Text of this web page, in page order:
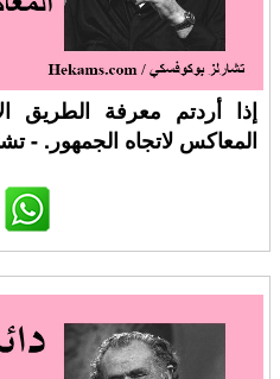
إذا أردتم معرفة الطريق
المعاكس لاتجاه الجمهور. -